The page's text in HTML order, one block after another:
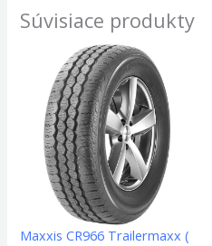
Súvisiace produkty
Maxxis CR966 Trailermaxx (